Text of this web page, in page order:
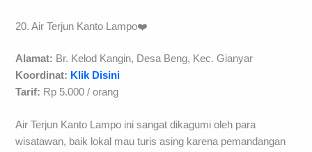
20. Air Terjun Kanto Lampo❤️
Alamat: Br. Kelod Kangin, Desa Beng, Kec. Gianyar
Koordinat: Klik Disini
Tarif: Rp 5.000 / orang
Air Terjun Kanto Lampo ini sangat dikagumi oleh para
wisatawan, baik lokal mau turis asing karena pemandangan